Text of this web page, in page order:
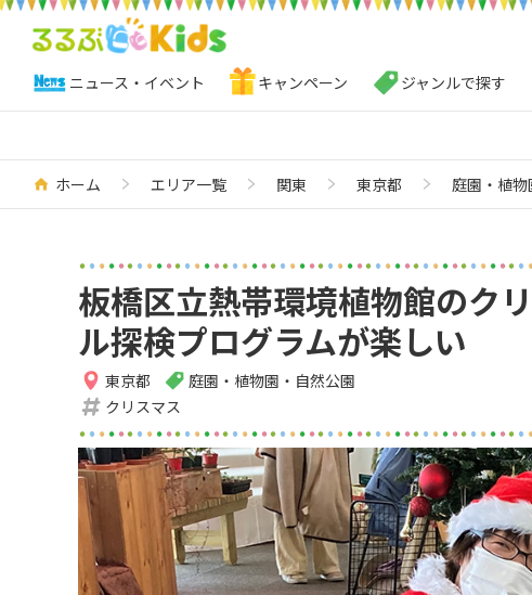
ニュース・イベント キャンペーン ジャンルで探す
ホーム エリア一覧 関東 東京都 庭園・植
板橋区立熱帯環境植物館のク
ル探検プログラムが楽しい
東京都 庭園・植物園・自然公園
クリスマス